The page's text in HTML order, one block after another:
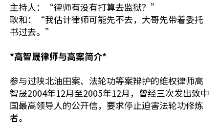
主持人：“律师有没有打算去监狱？”
耿和：“我估计律师可能先不去，大哥先带着委托
书过去。”
*高智晟律师与高案简介*
参与过陕北油田案、法轮功等案辩护的维权律师高
智晟2004年12月至2005年12月，曾经三次发出致中
国最高领导人的公开信，要求停止迫害法轮功修炼
者。